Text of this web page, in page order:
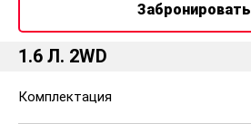
Забронировать
1.6 Л. 2WD
Комплектация